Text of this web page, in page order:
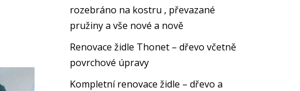
rozebráno na kostru , převazané
pružiny a vše nové a nově
Renovace židle Thonet – dřevo včetně
povrchové úpravy
Kompletní renovace židle – dřevo a